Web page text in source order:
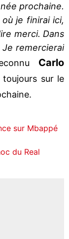
prochaine.
je finirai ici,
merci. Dans
Je remercierai
Carlo
sur le
sur Mbappé
du Real